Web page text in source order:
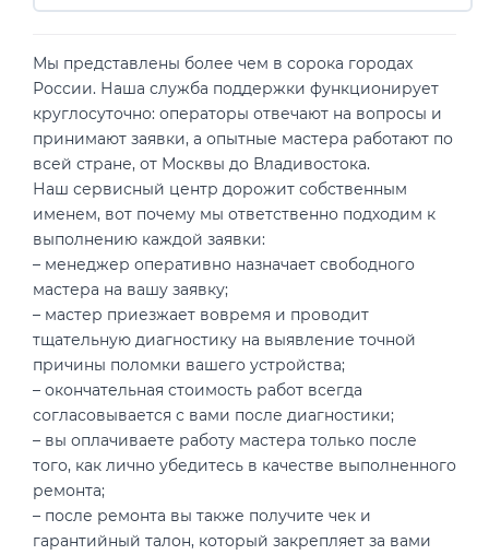
Мы представлены более чем в сорока городах
России. Наша служба поддержки функционирует
круглосуточно: операторы отвечают на вопросы и
принимают заявки, а опытные мастера работают по
всей стране, от Москвы до Владивостока.
Наш сервисный центр дорожит собственным
именем, вот почему мы ответственно подходим к
выполнению каждой заявки:
– менеджер оперативно назначает свободного
мастера на вашу заявку;
– мастер приезжает вовремя и проводит
тщательную диагностику на выявление точной
причины поломки вашего устройства;
– окончательная стоимость работ всегда
согласовывается с вами после диагностики;
– вы оплачиваете работу мастера только после
того, как лично убедитесь в качестве выполненного
ремонта;
– после ремонта вы также получите чек и
гарантийный талон, который закрепляет за вами